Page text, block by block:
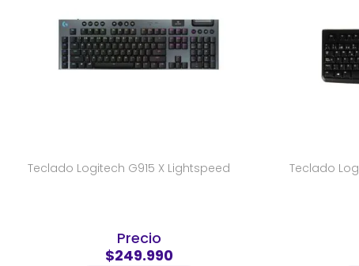
Teclado Logitech G915 X Lightspeed
Precio
$249.990
Teclado